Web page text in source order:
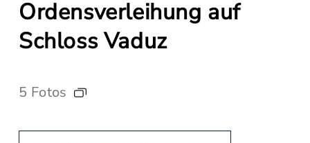
Ordensverleihung auf
Schloss Vaduz
5 Fotos